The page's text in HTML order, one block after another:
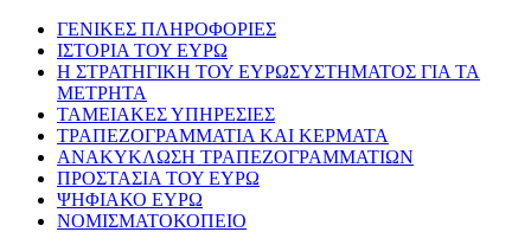
ΓΕΝΙΚΕΣ ΠΛΗΡΟΦΟΡΙΕΣ
ΙΣΤΟΡΙΑ ΤΟΥ ΕΥΡΩ
Η ΣΤΡΑΤΗΓΙΚΗ ΤΟΥ ΕΥΡΩΣΥΣΤΗΜΑΤΟΣ ΓΙΑ ΤΑ
ΜΕΤΡΗΤΑ
ΤΑΜΕΙΑΚΕΣ ΥΠΗΡΕΣΙΕΣ
ΤΡΑΠΕΖΟΓΡΑΜΜΑΤΙΑ ΚΑΙ ΚΕΡΜΑΤΑ
ΑΝΑΚΥΚΛΩΣΗ ΤΡΑΠΕΖΟΓΡΑΜΜΑΤΙΩΝ
ΠΡΟΣΤΑΣΙΑ ΤΟΥ ΕΥΡΩ
ΨΗΦΙΑΚΟ ΕΥΡΩ
ΝΟΜΙΣΜΑΤΟΚΟΠΕΙΟ